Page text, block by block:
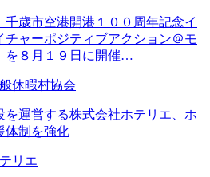
歳市空港開港１００周年記念イ
チャーポジティブアクション＠モ
を８月１９日に開催…
休暇村協会
を運営する株式会社ホテリエ、ホ
体制を強化
リエ